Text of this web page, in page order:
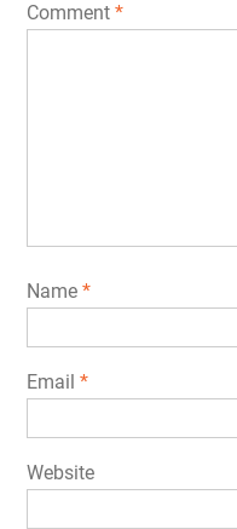
Comment *
Name *
Email *
Website